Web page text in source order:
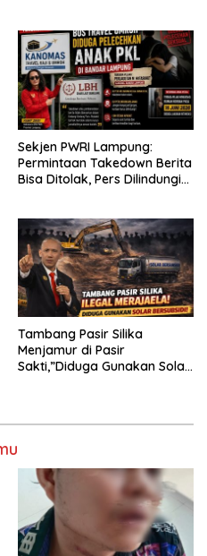
Sekjen PWRI Lampung:
Permintaan Takedown Berita
Bisa Ditolak, Pers Dilindungi
Tambang Pasir Silika
Menjamur di Pasir
Sakti,”Diduga Gunakan Solar